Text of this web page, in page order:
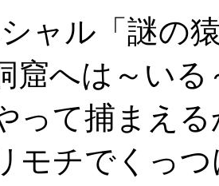
ャル「謎の
窟へは～い
って捕まえ
モチでくっ